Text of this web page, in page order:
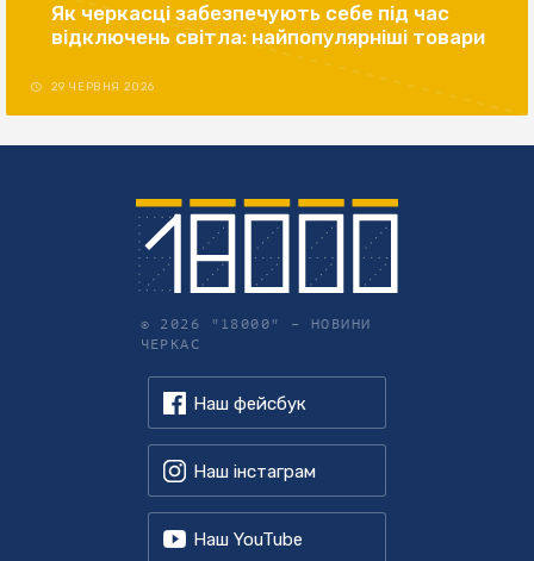
Як черкасці забезпечують себе під час
відключень світла: найпопулярніші товари
29 ЧЕРВНЯ 2026
© 2026 "18000" – НОВИНИ
ЧЕРКАС
Наш фейсбук
Наш інстаграм
Наш YouTube